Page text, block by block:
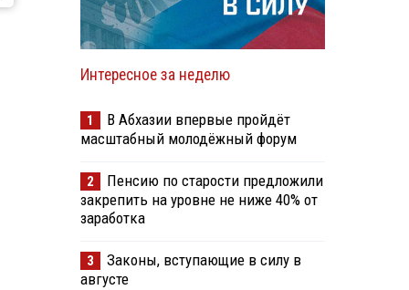
Интересное за неделю
1
В Абхазии впервые пройдёт
масштабный молодёжный форум
2
Пенсию по старости предложили
закрепить на уровне не ниже 40% от
заработка
3
Законы, вступающие в силу в
августе